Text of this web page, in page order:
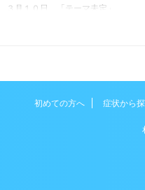
３月１０日 「テーマ未定」
初めての方へ 症状から